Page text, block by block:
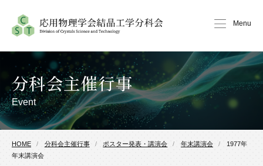
Menu
Event
分科会主催行事
HOME 分科会主催行事 ポスター発表・講演会 年末講演会
1977年
年末講演会